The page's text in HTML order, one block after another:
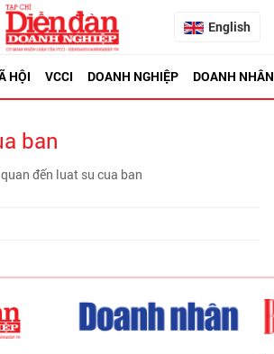
English
HỘI VCCI DOANH NGHIỆP DOANH NHÂN
ban
đến luat su cua ban